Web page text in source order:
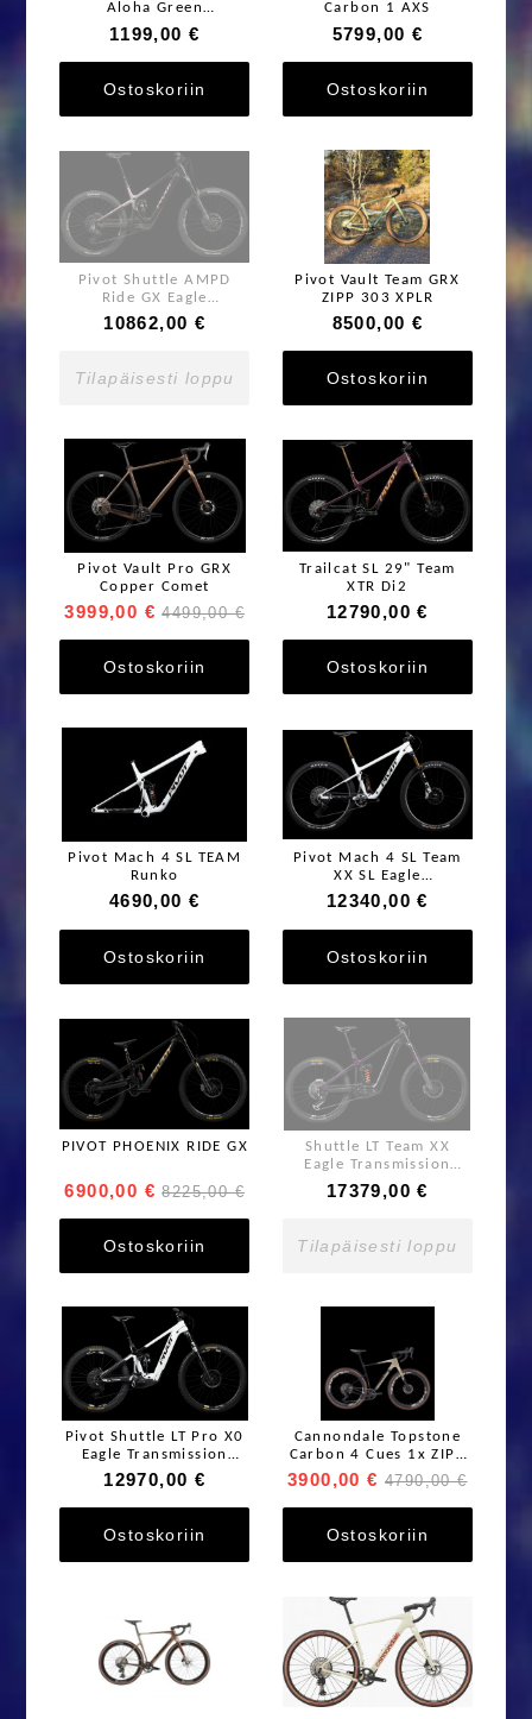
Aloha Green
01191780079 /
52T50485538 Heti
Valmiina!
1199,00 €
Ostoskoriin
Carbon 1 AXS
5799,00 €
Ostoskoriin
Pivot Shuttle AMPD
Ride GX Eagle
Transmission
10862,00 €
Tilapäisesti loppu
Pivot Vault Team GRX
ZIPP 303 XPLR
8500,00 €
Ostoskoriin
Pivot Vault Pro GRX
Copper Comet
3999,00 € 4499,00 €
Ostoskoriin
Trailcat SL 29" Team
XTR Di2
12790,00 €
Ostoskoriin
Pivot Mach 4 SL TEAM
Runko
4690,00 €
Ostoskoriin
Pivot Mach 4 SL Team
XX SL Eagle
Transmission
12340,00 €
Ostoskoriin
PIVOT PHOENIX RIDE GX
6900,00 € 8225,00 €
Ostoskoriin
Shuttle LT Team XX
Eagle Transmission
Podium NEO COIL
17379,00 €
Tilapäisesti loppu
Pivot Shuttle LT Pro X0
Eagle Transmission
w/FOX Podium
12970,00 €
Ostoskoriin
Cannondale Topstone
Carbon 4 Cues 1x ZIPP
303
3900,00 € 4790,00 €
Ostoskoriin